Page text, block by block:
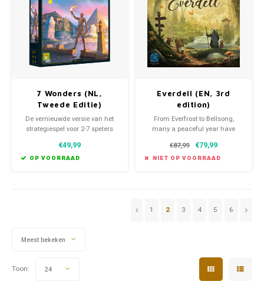
7 Wonders (NL,
Tweede Editie)
De vernieuwde versie van het
strategiespel voor 2-7 spelers
tijdperken.
€49,99
OP VOORRAAD
Everdell (EN, 3rd
edition)
From Everfrost to Bellsong,
many a peaceful year have
time has come for new
territories to be settled and new
€87,99 €79,99
NIET OP VOORRAAD
Meest bekeken
1 2 3 4 5 6
Toon: 24